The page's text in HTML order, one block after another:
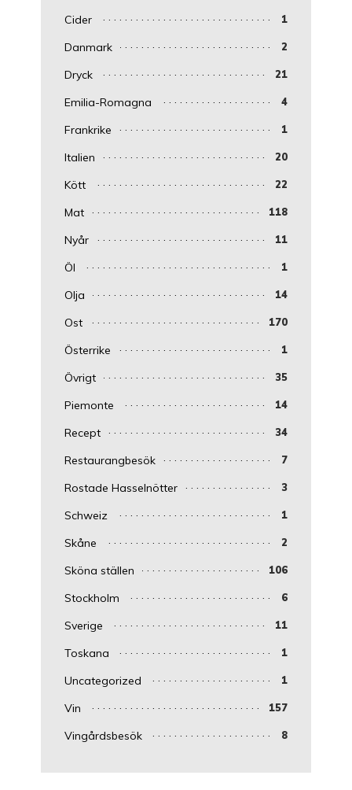
Cider 1
Danmark 2
Dryck 21
Emilia-Romagna 4
Frankrike 1
Italien 20
Kött 22
Mat 118
Nyår 11
Öl 1
Olja 14
Ost 170
Österrike 1
Övrigt 35
Piemonte 14
Recept 34
Restaurangbesök 7
Rostade Hasselnötter 3
Schweiz 1
Skåne 2
Sköna ställen 106
Stockholm 6
Sverige 11
Toskana 1
Uncategorized 1
Vin 157
Vingårdsbesök 8